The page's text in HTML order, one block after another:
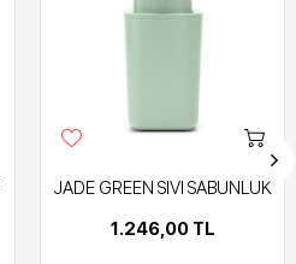
JADE GREEN SIVI SABUNLUK
1.246,00 TL